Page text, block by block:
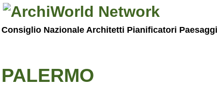
Consiglio Nazionale Architetti Pianificatori
PALERMO